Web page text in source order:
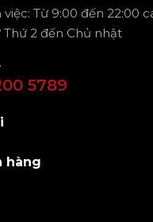
việc: Từ 9:00 đến 22:00
2 đến Chủ nhật
5789
hàng